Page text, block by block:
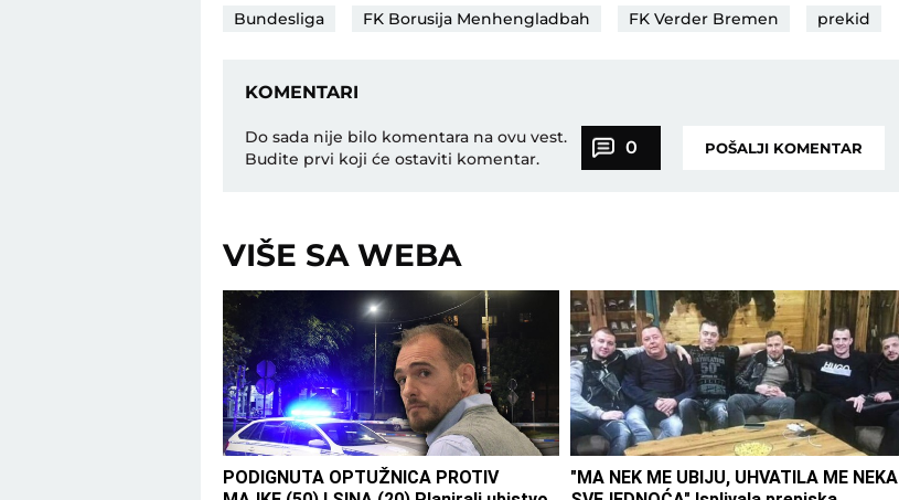
Bundesliga FK Borusija Menhengladbah FK Verder Bremen prekid
KOMENTARI
Do sada nije bilo komentara na ovu vest.
Budite prvi koji će ostaviti komentar.
0 POŠALJI KOMENTAR
VIŠE SA WEBA
PODIGNUTA OPTUŽNICA PROTIV
"MA NEK ME UBIJU, UHVATILA ME NEKA